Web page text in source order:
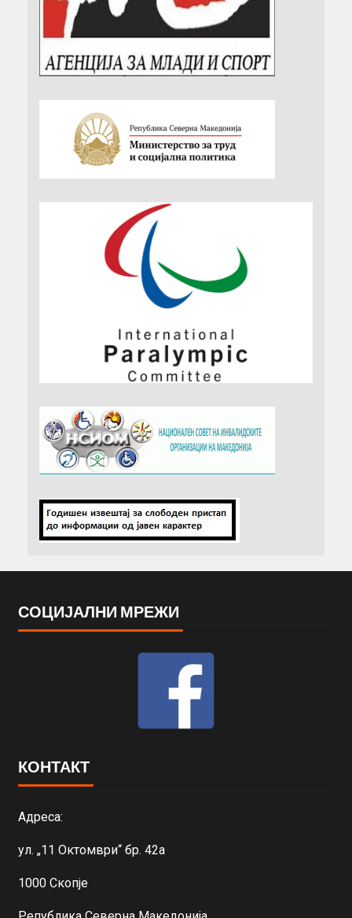
СОЦИЈАЛНИ МРЕЖИ
КОНТАКТ
Адреса:
ул. „11 Октомври“ бр. 42а
1000 Скопје